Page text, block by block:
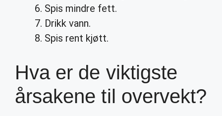
Spis mindre fett.
Drikk vann.
Spis rent kjøtt.
Hva er de viktigste
årsakene til overvekt?